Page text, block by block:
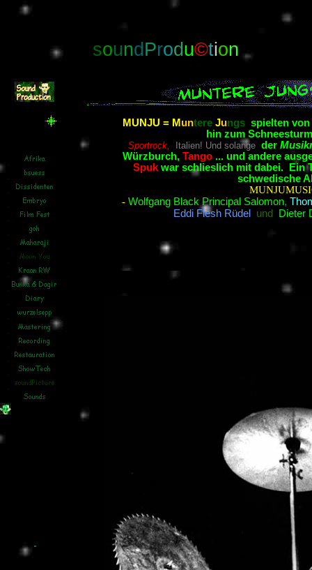
sound Produ©tion
MUNJU = M untere Jungsspielten von
hin zum
Sportrock, Italien! Und solange der
Würzburch, Tango... und andere
Spuk war schlieslich mit dabei. Ein
schwedische
- Wolfgang Black Principal Salomon,
Eddi Flesh Rüdel
und Dieter